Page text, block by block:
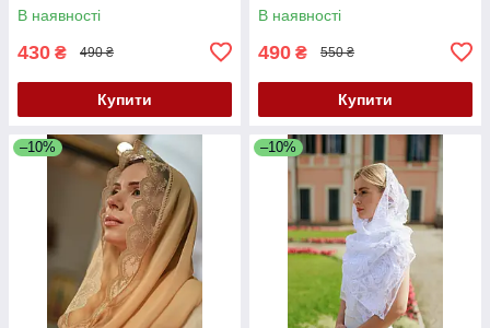
В наявності
430 ₴ 490 ₴
Купити
В наявності
490 ₴ 550 ₴
Купити
–10% –10%